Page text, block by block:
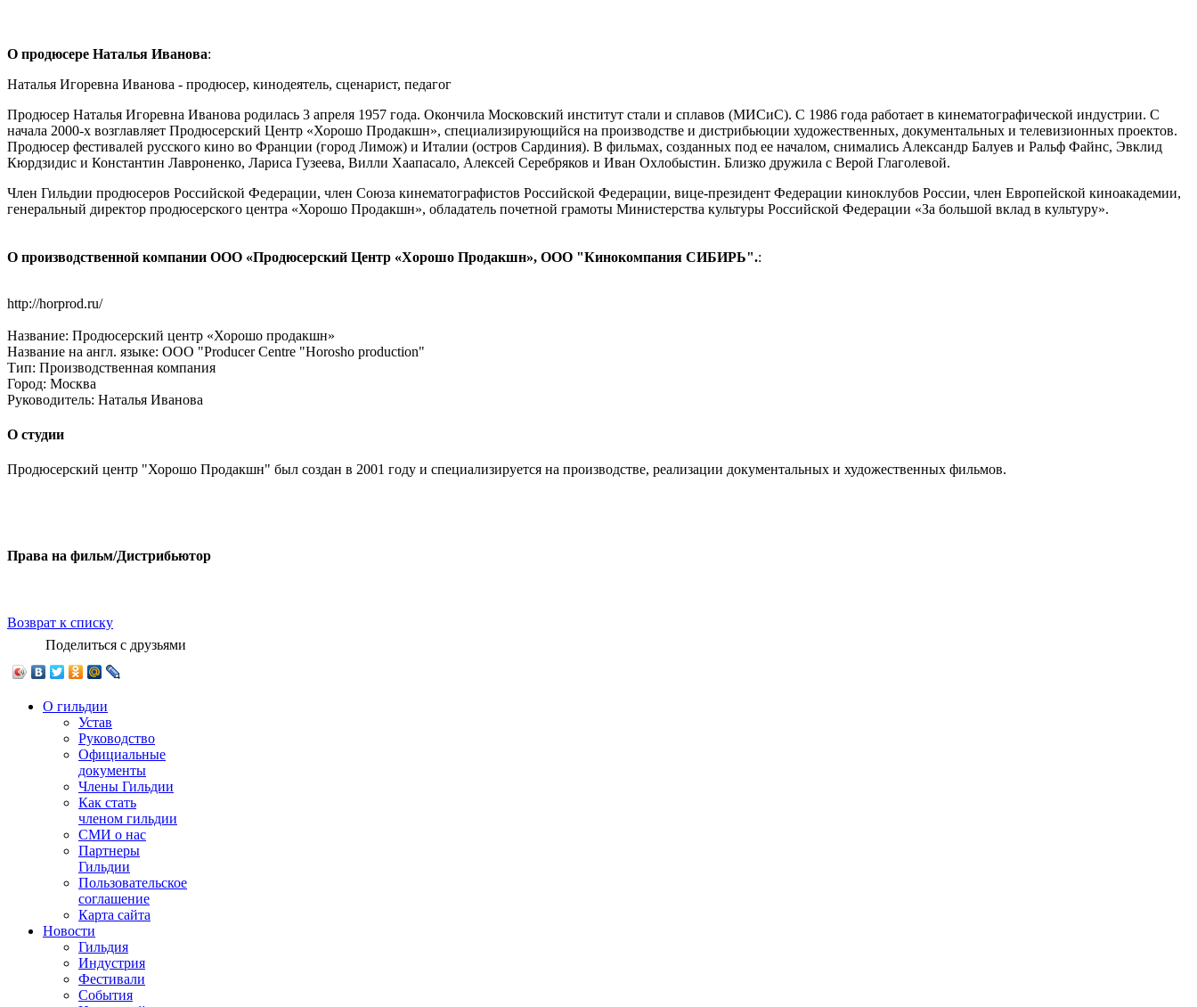
О продюсере Наталья Иванова:
Наталья Игоревна Иванова - продюсер, кинодеятель, сценарист, педагог
Продюсер Наталья Игоревна Иванова родилась 3 апреля 1957 года. Окончила Московский институт стали и сплавов (МИСиС). С 1986 года работает в кинематографической индустрии. С
начала 2000-х возглавляет Продюсерский Центр «Хорошо Продакшн», специализирующийся на производстве и дистрибьюции художественных, документальных и телевизионных проектов.
Продюсер фестивалей русского кино во Франции (город Лимож) и Италии (остров Сардиния). В фильмах, созданных под ее началом, снимались Александр Балуев и Ральф Файнс, Эвклид
Кюрдзидис и Константин Лавроненко, Лариса Гузеева, Вилли Хаапасало, Алексей Серебряков и Иван Охлобыстин. Близко дружила с Верой Глаголевой.
Член Гильдии продюсеров Российской Федерации, член Союза кинематографистов Российской Федерации, вице-президент Федерации киноклубов России, член Европейской киноакадемии,
генеральный директор продюсерского центра «Хорошо Продакшн», обладатель почетной грамоты Министерства культуры Российской Федерации «За большой вклад в культуру».
О производственной компании ООО «Продюсерский Центр «Хорошо Продакшн», ООО "Кинокомпания СИБИРЬ".:
http://horprod.ru/
Название: Продюсерский центр «Хорошо продакшн»
Название на англ. языке: OOO "Producer Centre "Horosho production"
Тип: Производственная компания
Город: Москва
Руководитель: Наталья Иванова
О студии
Продюсерский центр "Хорошо Продакшн" был создан в 2001 году и специализируется на производстве, реализации документальных и художественных фильмов.
Права на фильм/Дистрибьютор
Возврат к списку
Поделиться с друзьями
О гильдии
Устав
Руководство
Официальные
документы
Члены Гильдии
Как стать
членом гильдии
СМИ о нас
Партнеры
Гильдии
Пользовательское
соглашение
Карта сайта
Новости
Гильдия
Индустрия
Фестивали
События